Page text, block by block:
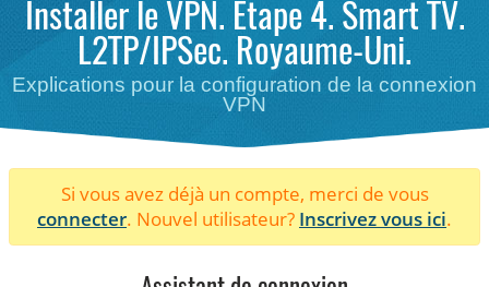
Installer le VPN. Etape 4. Smart TV.
L2TP/IPSec. Royaume-Uni.
Explications pour la configuration de la connexion
VPN
Si vous avez déjà un compte, merci de vous
connecter. Nouvel utilisateur? Inscrivez vous ici.